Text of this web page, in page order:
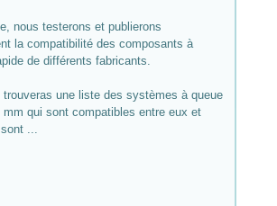
nous testerons et publierons
la compatibilité des composants à
de différents fabricants.
une liste des systèmes à queue
mm qui sont compatibles entre eux et
...